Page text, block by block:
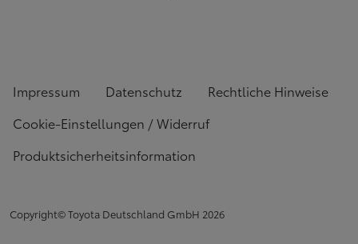
Impressum Datenschutz
Rechtliche Hinweise
Cookie-Einstellungen / Widerruf
Produktsicherheitsinformation
Copyright© Toyota Deutschland GmbH 2026